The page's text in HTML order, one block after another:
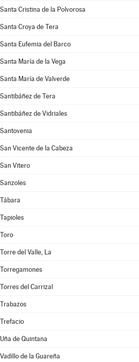
Santa Cristina de la Polvorosa
Santa Croya de Tera
Santa Eufemia del Barco
Santa María de la Vega
Santa María de Valverde
Santibáñez de Tera
Santibáñez de Vidriales
Santovenia
San Vicente de la Cabeza
San Vitero
Sanzoles
Tábara
Tapioles
Toro
Torre del Valle, La
Torregamones
Torres del Carrizal
Trabazos
Trefacio
Uña de Quintana
Vadillo de la Guareña